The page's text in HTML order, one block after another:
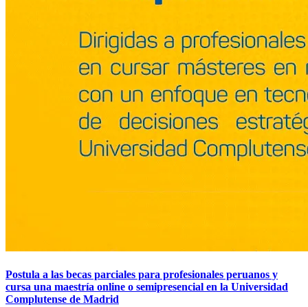
Postula a las becas parciales para profesionales peruanos y
cursa una maestría online o semipresencial en la Universidad
Complutense de Madrid